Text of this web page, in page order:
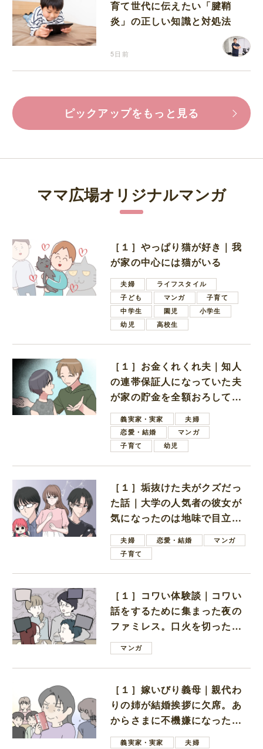
育て世代に伝えたい「腱鞘
炎」の正しい知識と対処法
5日前
ピックアップをもっと見る
ママ広場オリジナルマンガ
［１］やっぱり猫が好き｜我
が家の中心には猫がいる
夫婦
ライフスタイル
子ども
マンガ
子育て
中学生
園児
小学生
幼児
高校生
［１］お金くれくれ夫｜知人
の連帯保証人になっていた夫
が家の貯金を全額おろしてほ
しいと言ってきた
義実家・実家
夫婦
恋愛・結婚
マンガ
子育て
幼児
［１］垢抜けた夫がクズだっ
た話｜大学の人気者の彼女が
気になったのは地味で目立た
ない男子学生
夫婦 恋愛・結婚
マンガ
子育て
［１］コワい体験談｜コワい
話をするために集まった夜の
ファミレス。口火を切ったの
は電車好きの男の子ママ
マンガ
［１］嫁いびり義母｜親代わ
りの姉が結婚挨拶に欠席。あ
からさまに不機嫌になった義
母義実家・実家
夫婦